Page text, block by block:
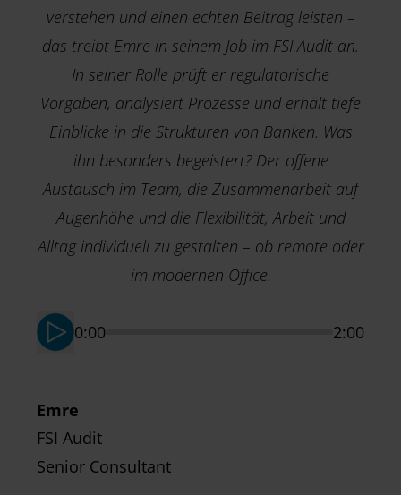
verstehen und einen echten Beitrag leisten –
das treibt Emre in seinem Job im FSI Audit an.
In seiner Rolle prüft er regulatorische
Vorgaben, analysiert Prozesse und erhält tiefe
Einblicke in die Strukturen von Banken. Was
ihn besonders begeistert? Der offene
Austausch im Team, die Zusammenarbeit auf
Augenhöhe und die Flexibilität, Arbeit und
Alltag individuell zu gestalten – ob remote oder
im modernen Office.
0:00 2:00
Emre
FSI Audit
Senior Consultant